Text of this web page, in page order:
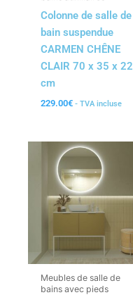
Colonne de salle de
bain suspendue
CARMEN CHÊNE
CLAIR 70 x 35 x 22
cm
229.00€ - TVA incluse
Meubles de salle de
bains avec pieds